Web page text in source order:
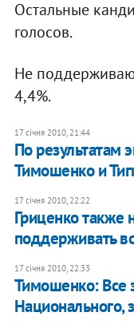
Остальные
голосов.
Не
4,4%.
17 січня 2010, 21:44
По результатам
Тимошенко и
17 січня 2010, 22:22
Гриценко также
поддерживать
17 січня 2010, 22:33
Тимошенко: Все
Национального,